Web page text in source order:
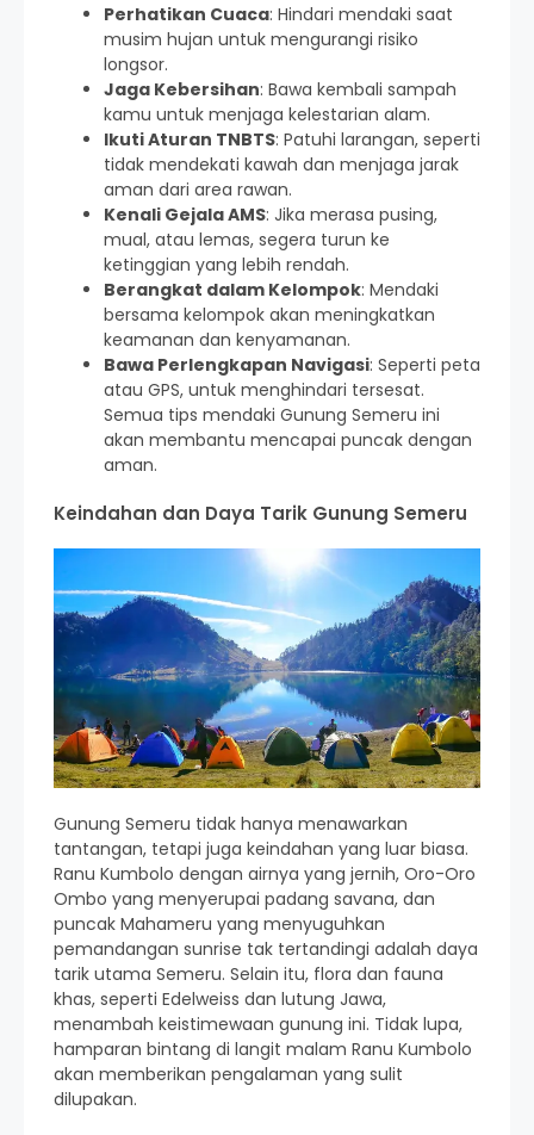
Perhatikan Cuaca: Hindari mendaki saat
musim hujan untuk mengurangi risiko
longsor.
Jaga Kebersihan: Bawa kembali sampah
kamu untuk menjaga kelestarian alam.
Ikuti Aturan TNBTS: Patuhi larangan, seperti
tidak mendekati kawah dan menjaga jarak
aman dari area rawan.
Kenali Gejala AMS: Jika merasa pusing,
mual, atau lemas, segera turun ke
ketinggian yang lebih rendah.
Berangkat dalam Kelompok: Mendaki
bersama kelompok akan meningkatkan
keamanan dan kenyamanan.
Bawa Perlengkapan Navigasi: Seperti peta
atau GPS, untuk menghindari tersesat.
Semua tips mendaki Gunung Semeru ini
akan membantu mencapai puncak dengan
aman.
Keindahan dan Daya Tarik Gunung Semeru
Gunung Semeru tidak hanya menawarkan
tantangan, tetapi juga keindahan yang luar biasa.
Ranu Kumbolo dengan airnya yang jernih, Oro-Oro
Ombo yang menyerupai padang savana, dan
puncak Mahameru yang menyuguhkan
pemandangan sunrise tak tertandingi adalah daya
tarik utama Semeru. Selain itu, flora dan fauna
khas, seperti Edelweiss dan lutung Jawa,
menambah keistimewaan gunung ini. Tidak lupa,
hamparan bintang di langit malam Ranu Kumbolo
akan memberikan pengalaman yang sulit
dilupakan.